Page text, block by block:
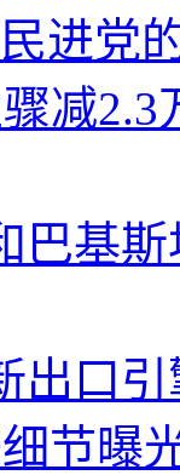
进党
减
巴基
出口
细节